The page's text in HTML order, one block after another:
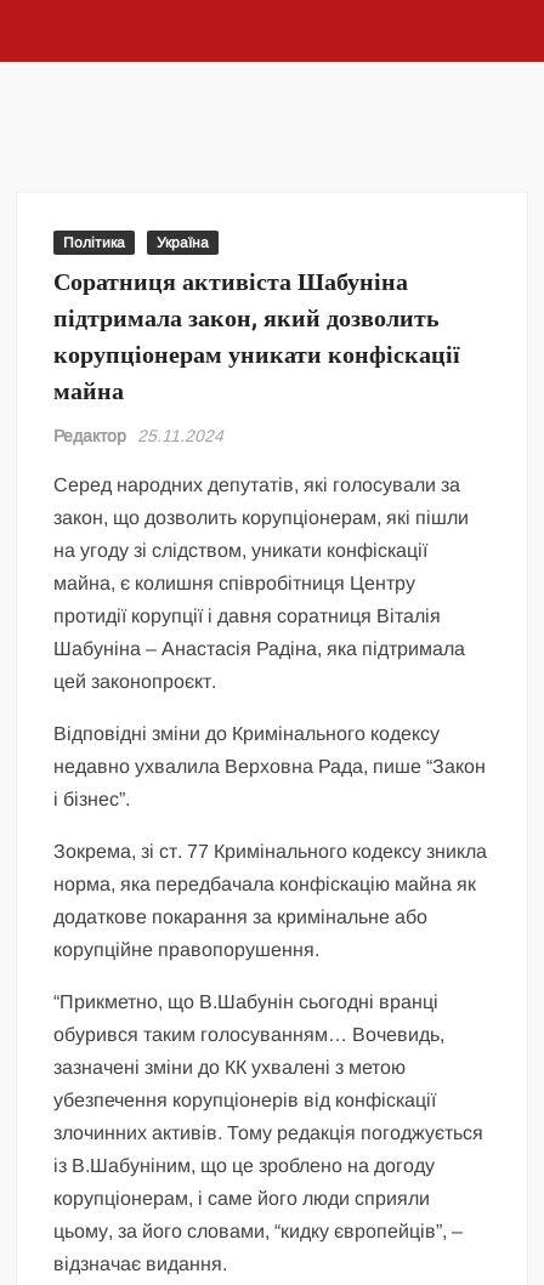
Політика Україна
Соратниця активіста Шабуніна
підтримала закон, який дозволить
корупціонерам уникати конфіскації
майна
Редактор 25.11.2024
Серед народних депутатів, які голосували за
закон, що дозволить корупціонерам, які пішли
на угоду зі слідством, уникати конфіскації
майна, є колишня співробітниця Центру
протидії корупції і давня соратниця Віталія
Шабуніна – Анастасія Радіна, яка підтримала
цей законопроєкт.
Відповідні зміни до Кримінального кодексу
недавно ухвалила Верховна Рада, пише “Закон
і бізнес”.
Зокрема, зі ст. 77 Кримінального кодексу зникла
норма, яка передбачала конфіскацію майна як
додаткове покарання за кримінальне або
корупційне правопорушення.
“Прикметно, що В.Шабунін сьогодні вранці
обурився таким голосуванням… Вочевидь,
зазначені зміни до КК ухвалені з метою
убезпечення корупціонерів від конфіскації
злочинних активів. Тому редакція погоджується
із В.Шабуніним, що це зроблено на догоду
корупціонерам, і саме його люди сприяли
цьому, за його словами, “кидку європейців”, –
відзначає видання.